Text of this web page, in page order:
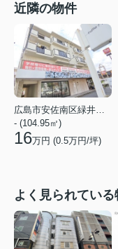
近隣の物件
- (104.95㎡)
16万円 (0.5万円/坪)
よく見られている